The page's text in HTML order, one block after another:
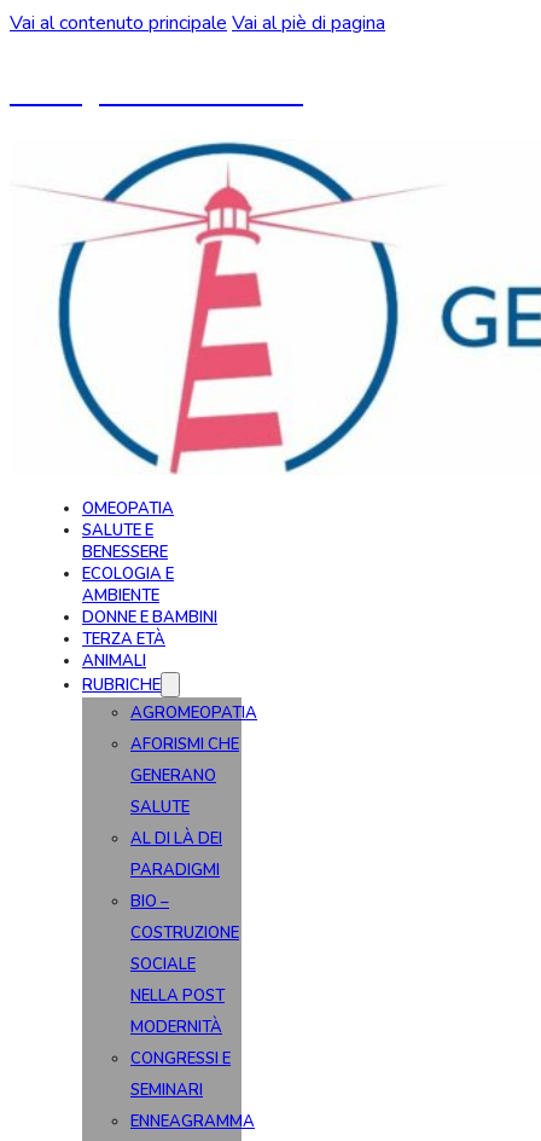
Vai al contenuto principale Vai al piè di pagina
OMEOPATIA
SALUTE E
BENESSERE
ECOLOGIA E
AMBIENTE
DONNE E BAMBINI
TERZA ETÀ
ANIMALI
RUBRICHE
AGROMEOPATIA
AFORISMI CHE
GENERANO
SALUTE
AL DI LÀ DEI
PARADIGMI
BIO –
COSTRUZIONE
SOCIALE
NELLA POST
MODERNITÀ
CONGRESSI E
SEMINARI
ENNEAGRAMMA